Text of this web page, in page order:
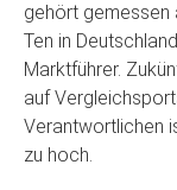
gehört gemessen
Ten in
Marktführer.
auf
Verantwortlichen
zu hoch.